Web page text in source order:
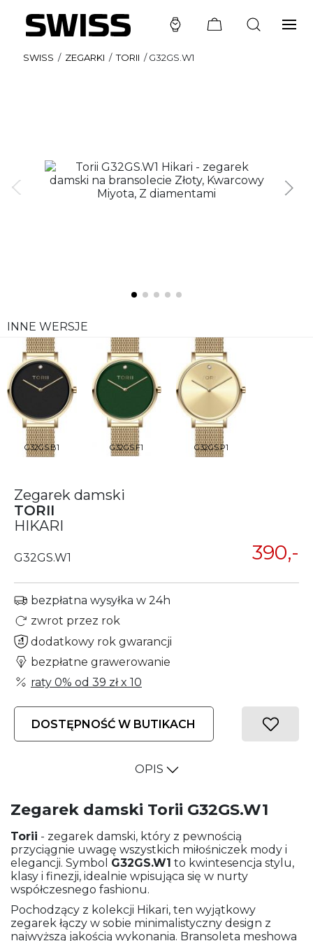
SWISS / ZEGARKI / TORII /G32GS.W1
INNE WERSJE
G32GS.B1 G32GS.F1 G32GS.P1
Zegarek damski
TORII
HIKARI
G32GS.W1 390,-
bezpłatna wysyłka w 24h
zwrot przez rok
dodatkowy rok gwarancji
bezpłatne grawerowanie
raty 0% od 39 złx 10
DOSTĘPNOŚĆ W BUTIKACH
OPIS
Zegarek damski Torii G32GS.W1
Torii - zegarek damski, który z pewnością
przyciągnie uwagę wszystkich miłośniczek mody i
elegancji. Symbol G32GS.W1 to kwintesencja stylu,
klasy i finezji, idealnie wpisująca się w nurty
współczesnego fashionu.
Pochodzący z kolekcji Hikari, ten wyjątkowy
zegarek łączy w sobie minimalistyczny design z
najwyższą jakością wykonania. Bransoleta meshowa